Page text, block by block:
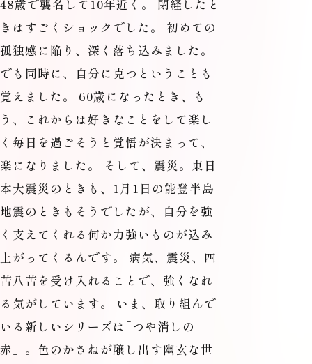
48歳で襲名して10年近く。 閉経したと
きはすごくショックでした。 初めての
孤独感に陥り、深く落ち込みました。
でも同時に、自分に克つということも
覚えました。 60歳になったとき、も
う、これからは好きなことをして楽し
く毎日を過ごそうと覚悟が決まって、
楽になりました。 そして、震災。東日
本大震災のときも、1月1日の能登半島
地震のときもそうでしたが、自分を強
く支えてくれる何か力強いものが込み
上がってくるんです。 病気、震災、四
苦八苦を受け入れることで、強くなれ
る気がしています。 いま、取り組んで
いる新しいシリーズは「つや消しの
赤」。色のかさねが醸し出す幽玄な世